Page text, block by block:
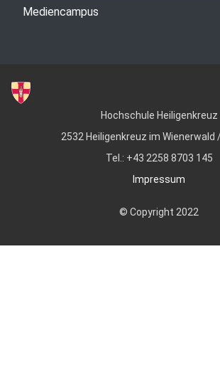
Mediencampus
Hochschule Heiligenkreuz
2532 Heiligenkreuz im Wienerwald
Tel.: +43 2258 8703 145
Impressum
© Copyright 2022